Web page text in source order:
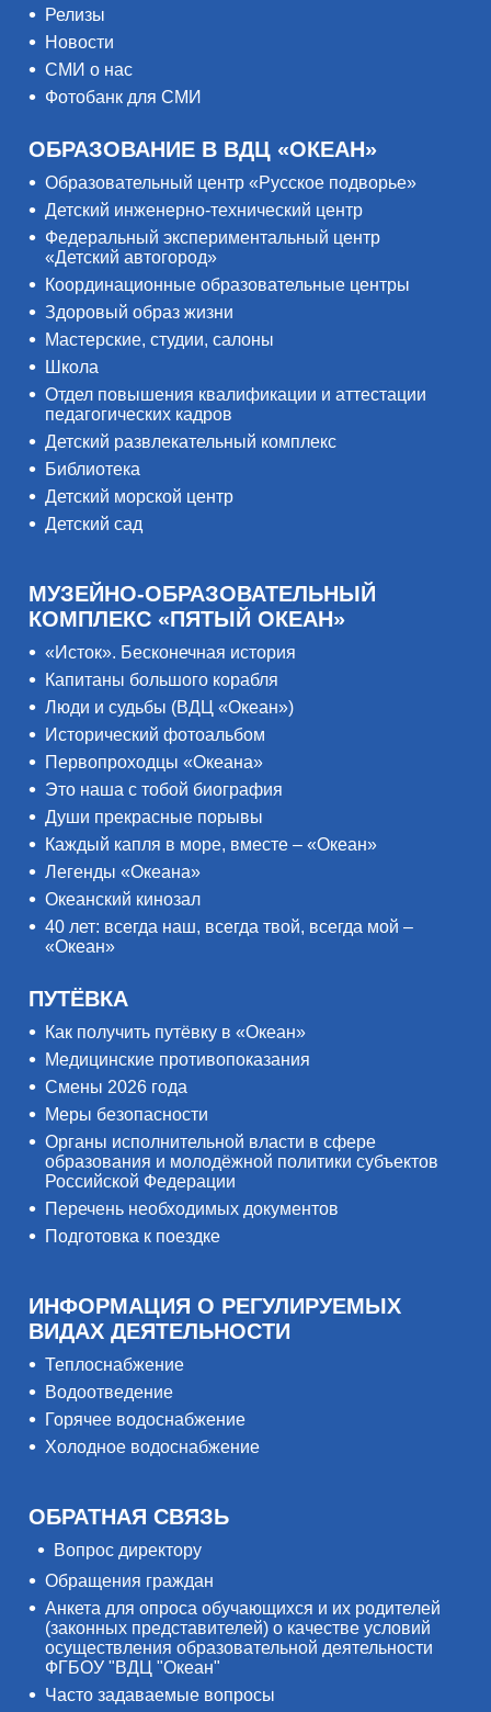
Релизы
Новости
СМИ о нас
Фотобанк для СМИ
ОБРАЗОВАНИЕ В ВДЦ «ОКЕАН»
Образовательный центр «Русское подворье»
Детский инженерно-технический центр
Федеральный экспериментальный центр
«Детский автогород»
Координационные образовательные центры
Здоровый образ жизни
Мастерские, студии, салоны
Школа
Отдел повышения квалификации и аттестации
педагогических кадров
Детский развлекательный комплекс
Библиотека
Детский морской центр
Детский сад
МУЗЕЙНО-ОБРАЗОВАТЕЛЬНЫЙ
КОМПЛЕКС «ПЯТЫЙ ОКЕАН»
«Исток». Бесконечная история
Капитаны большого корабля
Люди и судьбы (ВДЦ «Океан»)
Исторический фотоальбом
Первопроходцы «Океана»
Это наша с тобой биография
Души прекрасные порывы
Каждый капля в море, вместе – «Океан»
Легенды «Океана»
Океанский кинозал
40 лет: всегда наш, всегда твой, всегда мой –
«Океан»
ПУТЁВКА
Как получить путёвку в «Океан»
Медицинские противопоказания
Смены 2026 года
Меры безопасности
Органы исполнительной власти в сфере
образования и молодёжной политики субъектов
Российской Федерации
Перечень необходимых документов
Подготовка к поездке
ИНФОРМАЦИЯ О РЕГУЛИРУЕМЫХ
ВИДАХ ДЕЯТЕЛЬНОСТИ
Теплоснабжение
Водоотведение
Горячее водоснабжение
Холодное водоснабжение
ОБРАТНАЯ СВЯЗЬ
Вопрос директору
Обращения граждан
Анкета для опроса обучающихся и их родителей
(законных представителей) о качестве условий
осуществления образовательной деятельности
ФГБОУ "ВДЦ "Океан"
Часто задаваемые вопросы